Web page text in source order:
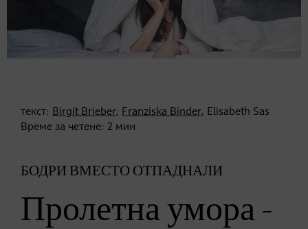
текст: Birgit Brieber, Franziska Binder, Elisabeth Sas
Време за четене: 2 мин
БОДРИ ВМЕСТО ОТПАДНАЛИ
Пролетна умора -